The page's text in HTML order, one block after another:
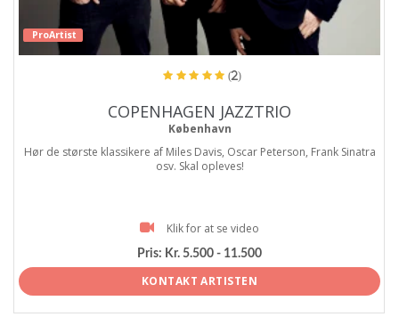
ProArtist
(2)
COPENHAGEN JAZZTRIO
København
Hør de største klassikere af Miles Davis, Oscar Peterson, Frank Sinatra
osv. Skal opleves!
Klik for at se video
Pris: Kr. 5.500 - 11.500
KONTAKT ARTISTEN